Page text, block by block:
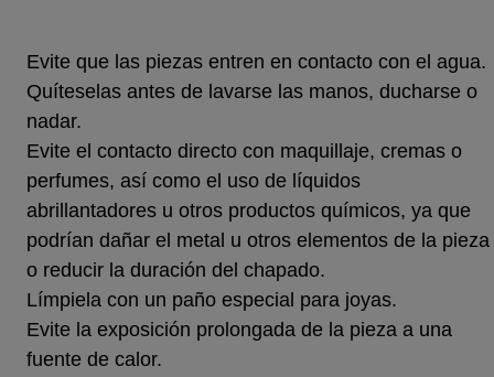
Evite que las piezas entren en contacto con el agua.
Quíteselas antes de lavarse las manos, ducharse o
nadar.
Evite el contacto directo con maquillaje, cremas o
perfumes, así como el uso de líquidos
abrillantadores u otros productos químicos, ya que
podrían dañar el metal u otros elementos de la pieza
o reducir la duración del chapado.
Límpiela con un paño especial para joyas.
Evite la exposición prolongada de la pieza a una
fuente de calor.